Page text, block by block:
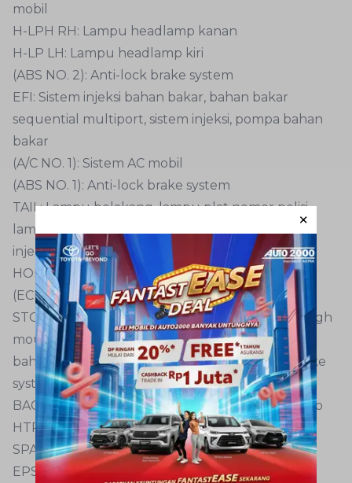
mobil
H-LPH RH: Lampu headlamp kanan
H-LP LH: Lampu headlamp kiri
(ABS NO. 2): Anti-lock brake system
EFI: Sistem injeksi bahan bakar, bahan bakar
sequential multiport, sistem injeksi, pompa bahan
bakar
(A/C NO. 1): Sistem AC mobil
(ABS NO. 1): Anti-lock brake system
TAIL: Lampu belakang, lampu plat nomor polisi,
lampu kabut depan, lampu posisi depan, sistem
injeksi bahan bakar sequential multiport
HORN (KLAKSON): Klakson mobil
(ECU-B): Transmisi otomatis
STOP: Lampu interior, lampu rem, lampu rem high
mounted, sistem kontrol shift lock, sistem injeksi
bahan bakar sequential multiport, anti-lock brake
system
BACK UP: Sistem diagnosis on-board, sistem audio
HTR: Sistem air conditioner
SPARE: Sekring mobil cadangan
EPS: Electric Power Steering